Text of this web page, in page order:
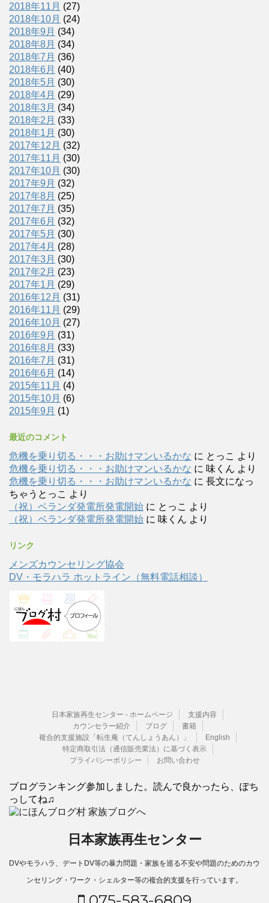
2018年11月 (27)
2018年10月 (24)
2018年9月 (34)
2018年8月 (34)
2018年7月 (36)
2018年6月 (40)
2018年5月 (30)
2018年4月 (29)
2018年3月 (34)
2018年2月 (33)
2018年1月 (30)
2017年12月 (32)
2017年11月 (30)
2017年10月 (30)
2017年9月 (32)
2017年8月 (25)
2017年7月 (35)
2017年6月 (32)
2017年5月 (30)
2017年4月 (28)
2017年3月 (30)
2017年2月 (23)
2017年1月 (29)
2016年12月 (31)
2016年11月 (29)
2016年10月 (27)
2016年9月 (31)
2016年8月 (33)
2016年7月 (31)
2016年6月 (14)
2015年11月 (4)
2015年10月 (6)
2015年9月 (1)
最近のコメント
危機を乗り切る・・・お助けマンいるかな に とっこ より
危機を乗り切る・・・お助けマンいるかな に 味くん より
危機を乗り切る・・・お助けマンいるかな に 長文になっ
ちゃうとっこ より
（祝）ベランダ発電所発電開始 に とっこ より
（祝）ベランダ発電所発電開始 に 味くん より
リンク
メンズカウンセリング協会
DV・モラハラ ホットライン（無料電話相談）
日本家族再生センター - ホームページ
支援内容
カウンセラー紹介
ブログ
書籍
複合的支援施設「転生庵（てんしょうあん）」
English
特定商取引法（通信販売業法）に基づく表示
プライバシーポリシー
お問い合わせ
ブログランキング参加しました。読んで良かったら、ぽち
っしてね♫
日本家族再生センター
DVやモラハラ、デートDV等の暴力問題・家族を巡る不安や問題のためのカウ
ンセリング・ワーク・シェルター等の複合的支援を行っています。